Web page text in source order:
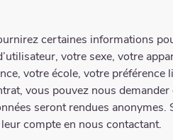
certaines informations
votre sexe, votre
votre école, votre préférence
vous pouvez nous
seront rendues
compte en nous contactant.